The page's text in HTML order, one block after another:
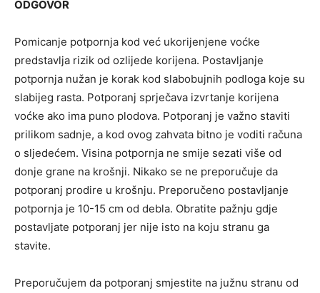
ODGOVOR
Pomicanje potpornja kod već ukorijenjene voćke
predstavlja rizik od ozlijede korijena. Postavljanje
potpornja nužan je korak kod slabobujnih podloga koje su
slabijeg rasta. Potporanj sprječava izvrtanje korijena
voćke ako ima puno plodova. Potporanj je važno staviti
prilikom sadnje, a kod ovog zahvata bitno je voditi računa
o sljedećem. Visina potpornja ne smije sezati više od
donje grane na krošnji. Nikako se ne preporučuje da
potporanj prodire u krošnju. Preporučeno postavljanje
potpornja je 10-15 cm od debla. Obratite pažnju gdje
postavljate potporanj jer nije isto na koju stranu ga
stavite.
Preporučujem da potporanj smjestite na južnu stranu od